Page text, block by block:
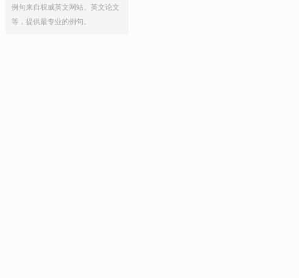
例句来自权威英文网站、英文论文
等，提供最专业的例句。